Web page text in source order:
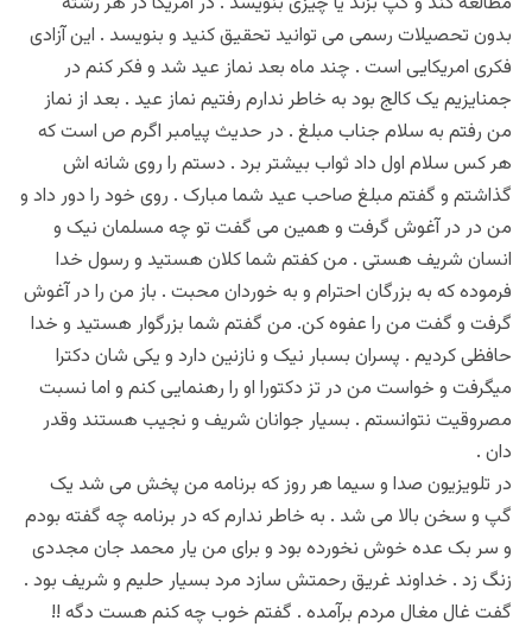
بدون تحصیلات رسمی می توانید تحقیق کنید و بنویسد . این آزادی
فکری امریکایی است . چند ماه بعد نماز عید شد و فکر کنم در
جمنایزیم یک کالج بود به خاطر ندارم رفتیم نماز عید . بعد از نماز
من رفتم به سلام جناب مبلغ . در حدیث پیامبر اگرم ص است که
هر کس سلام اول داد ثواب بیشتر برد . دستم را روی شانه اش
گذاشتم و گفتم مبلغ صاحب عید شما مبارک . روی خود را دور داد و
من در در آغوش گرفت و همین می گفت تو چه مسلمان نیک و
انسان شریف هستی . من کفتم شما کلان هستید و رسول خدا
فرموده که به بزرگان احترام و به خوردان محبت . باز من را در آغوش
گرفت و گفت من را عفوه کن. من گفتم شما بزرگوار هستید و خدا
حافظی کردیم . پسران بسبار نیک و نازنین دارد و یکی شان دکترا
میگرفت و خواست من در تز دکتورا او را رهنمایی کنم و اما نسبت
مصروقیت نتوانستم . بسیار جوانان شریف و نجیب هستند و‌قدر
دان .
در تلویزیون صدا و سیما هر روز که برنامه من پخش می شد یک
گپ و سخن بالا می شد . به خاطر ندارم که در برنامه چه گفته بودم
و سر بک عده خوش نخورده بود و برای من یار محمد جان مجددی
زنگ زد . خداوند غریق رحمتش سازد مرد بسیار حلیم و شریف بود .
گفت غال مغال مردم برآمده . گفتم خوب چه کنم هست دگه !!